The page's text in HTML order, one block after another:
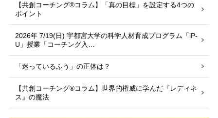
【共創コーチング®︎コラム】「真の目標」を設定する4つの
ポイント
2026年 7/19(日) 宇都宮大学の科学人材育成プログラム「iP-
U」授業「コーチング入…
「迷っているふう」の正体は？
【共創コーチング®︎コラム】世界的権威に学んだ『レディネ
ス』の魔法